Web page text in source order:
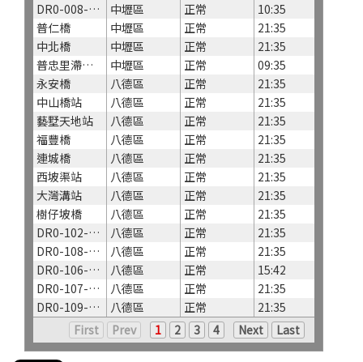
DR0-008-14A滯洪池
中壢區 正常
10:35
普仁橋
中壢區 正常
21:35
中北橋
中壢區 正常
21:35
普忠里滯洪池
中壢區 正常
09:35
永安橋
八德區 正常
21:35
中山橋站
八德區 正常
21:35
藝墅天地站
八德區 正常
21:35
福豐橋
八德區 正常
21:35
連城橋
八德區 正常
21:35
西坡渠站
八德區 正常
21:35
大灣溝站
八德區 正常
21:35
樹仔坡橋
八德區 正常
21:35
DR0-102-大灣溝進西坡埤塘入流處
八德區 正常
21:35
DR0-108-西埤退水門
八德區 正常
21:35
DR0-106-西坡渠延平路
八德區 正常
15:42
DR0-107-西坡渠和強路
八德區 正常
21:35
DR0-109-象福橋
八德區 正常
21:35
First
Prev 1 2 3 4 Next Last